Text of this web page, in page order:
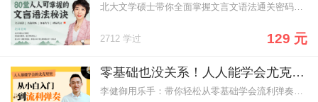
北大文学硕士带你全面掌握文言文语法通关密码，轻松驾驭古诗词~
2712 学过 129 元
零基础也没关系！人人能学会尤克里里，不走弯路，从小白到流利弹奏
李健御用乐手：带你轻松从零基础学会流利弹奏尤克里里。